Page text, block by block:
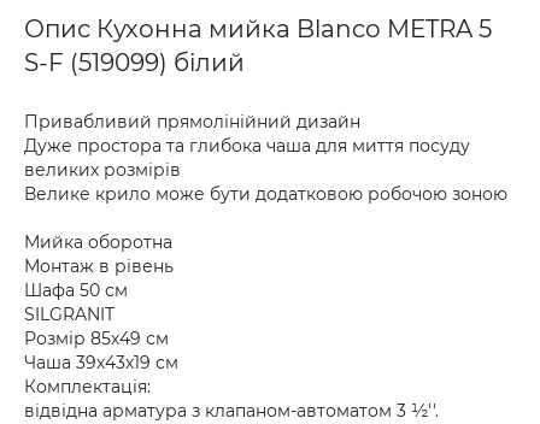
Опис Кухонна мийка Blanco METRA 5
S-F (519099) білий
Привабливий прямолінійний дизайн
Дуже простора та глибока чаша для миття посуду
великих розмірів
Велике крило може бути додатковою робочою зоною
Мийка оборотна
Монтаж в рівень
Шафа 50 см
SILGRANIT
Розмір 85х49 см
Чаша 39х43х19 см
Комплектація:
відвідна арматура з клапаном-автоматом 3 ½''.